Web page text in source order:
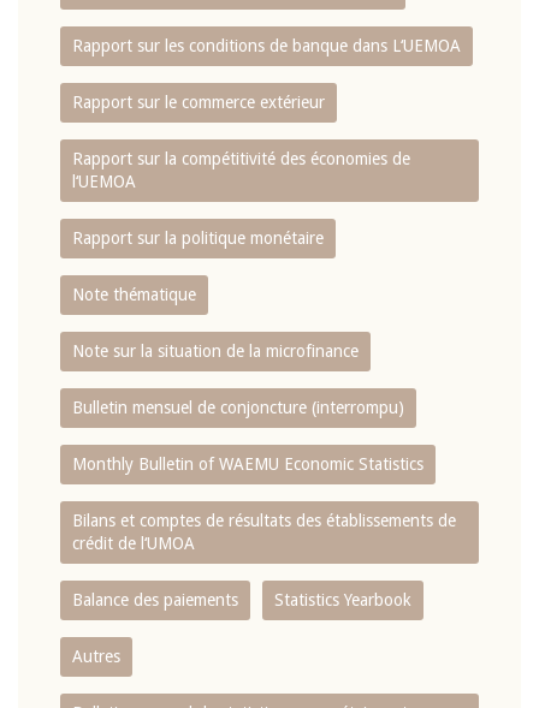
Rapport sur les conditions de banque dans L‘UEMOA
Rapport sur le commerce extérieur
Rapport sur la compétitivité des économies de
l‘UEMOA
Rapport sur la politique monétaire
Note thématique
Note sur la situation de la microfinance
Bulletin mensuel de conjoncture (interrompu)
Monthly Bulletin of WAEMU Economic Statistics
Bilans et comptes de résultats des établissements de
crédit de l‘UMOA
Balance des paiements Statistics Yearbook
Autres